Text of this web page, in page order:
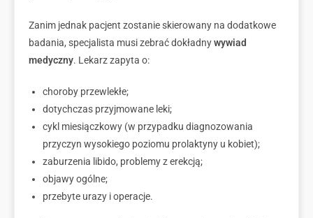
Zanim jednak pacjent zostanie skierowany na dodatkowe
badania, specjalista musi zebrać dokładnywywiad
medyczny. Lekarz zapyta o:
choroby przewlekłe;
dotychczas przyjmowane leki;
cykl miesiączkowy (w przypadku diagnozowania
przyczyn wysokiego poziomu prolaktyny u kobiet);
zaburzenia libido, problemy z erekcją;
objawy ogólne;
przebyte urazy i operacje.